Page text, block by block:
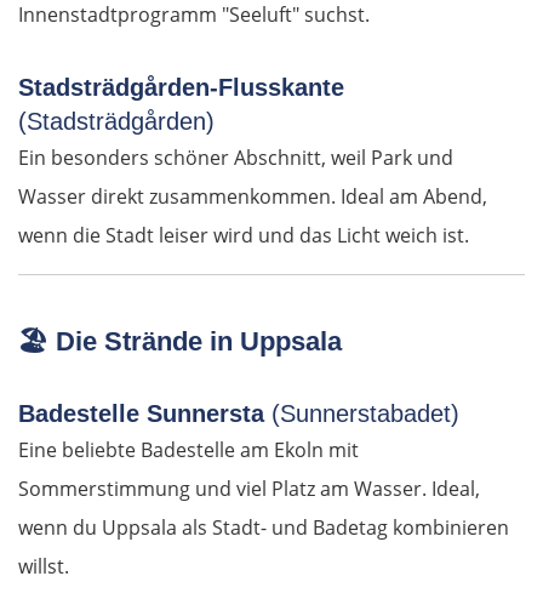
Innenstadtprogramm "Seeluft" suchst.
Stadsträdgården-Flusskante
(Stadsträdgården)
Ein besonders schöner Abschnitt, weil Park und
Wasser direkt zusammenkommen. Ideal am Abend,
wenn die Stadt leiser wird und das Licht weich ist.
🏖️ Die Strände in Uppsala
Badestelle Sunnersta (Sunnerstabadet)
Eine beliebte Badestelle am Ekoln mit
Sommerstimmung und viel Platz am Wasser. Ideal,
wenn du Uppsala als Stadt- und Badetag kombinieren
willst.
Manresa
Barcelona
Reus
Valencia
Dénia